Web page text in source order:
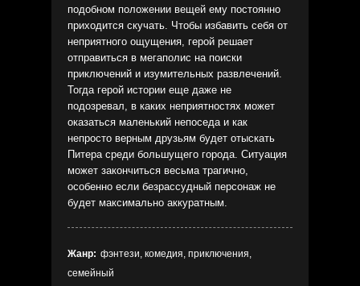
подобном положении вещей ему постоянно
приходится скучать. Чтобы избавить себя от
неприятного ощущения, герой решает
отправиться в мегаполис на поиски
приключений и изумительных развлечений.
Тогда герой истории еще даже не
подозревал, в каких неприятностях может
оказаться маленький непоседа и как
непросто верным друзьям будет отыскать
Питера среди большущего города. Ситуация
может закончиться весьма трагично,
особенно если безрассудный персонаж не
будет максимально аккуратным.
Жанр: фэнтези, комедия, приключения,
семейный